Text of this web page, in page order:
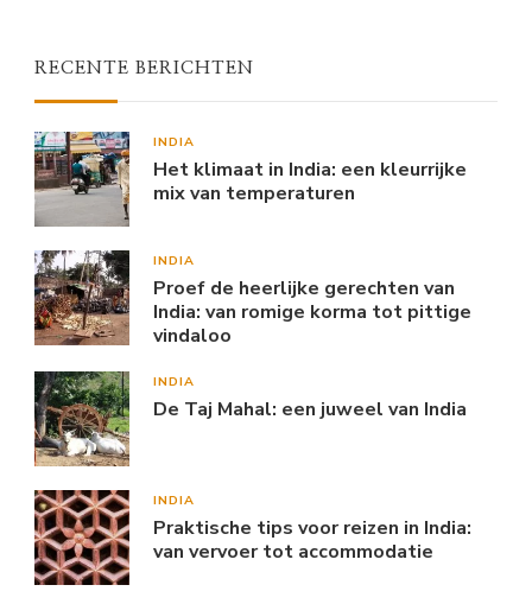
RECENTE BERICHTEN
INDIA
Het klimaat in India: een kleurrijke
mix van temperaturen
INDIA
Proef de heerlijke gerechten van
India: van romige korma tot pittige
vindaloo
INDIA
De Taj Mahal: een juweel van India
INDIA
Praktische tips voor reizen in India:
van vervoer tot accommodatie